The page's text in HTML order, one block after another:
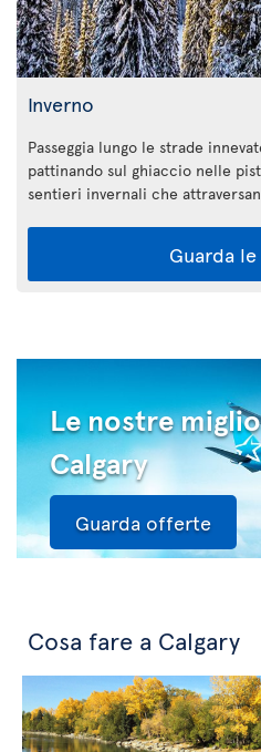
Inverno
Passeggia lungo le strade
pattinando sul ghiaccio nelle
sentieri invernali che
Guarda
Le nostre
Calgary
Guarda offerte
Cosa fare a Calgary